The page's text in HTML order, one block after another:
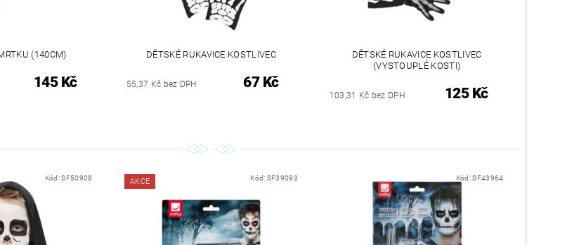
(140CM)
145 Kč
DĚTSKÉ RUKAVICE KOSTLIVEC
55,37 Kč bez DPH 67 Kč
DĚTSKÉ RUKAVICE KOSTLIVEC
(VYSTOUPLÉ KOSTI)
103,31 Kč bez DPH 125 Kč
Kód:SF50908 AKCE Kód: SF39093 Kód:SF43964